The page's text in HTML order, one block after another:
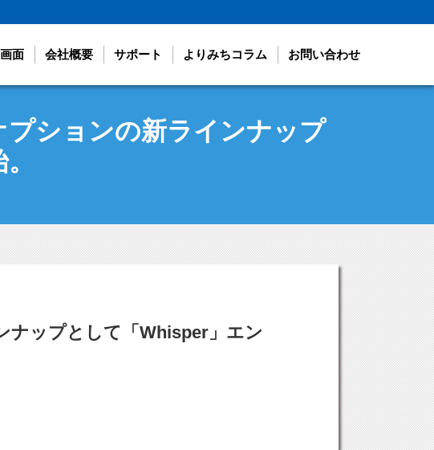
面 会社概要 サポート よりみちコラム お問い合わせ
ションの新ラインナップ
ナップとして「Whisper」エン